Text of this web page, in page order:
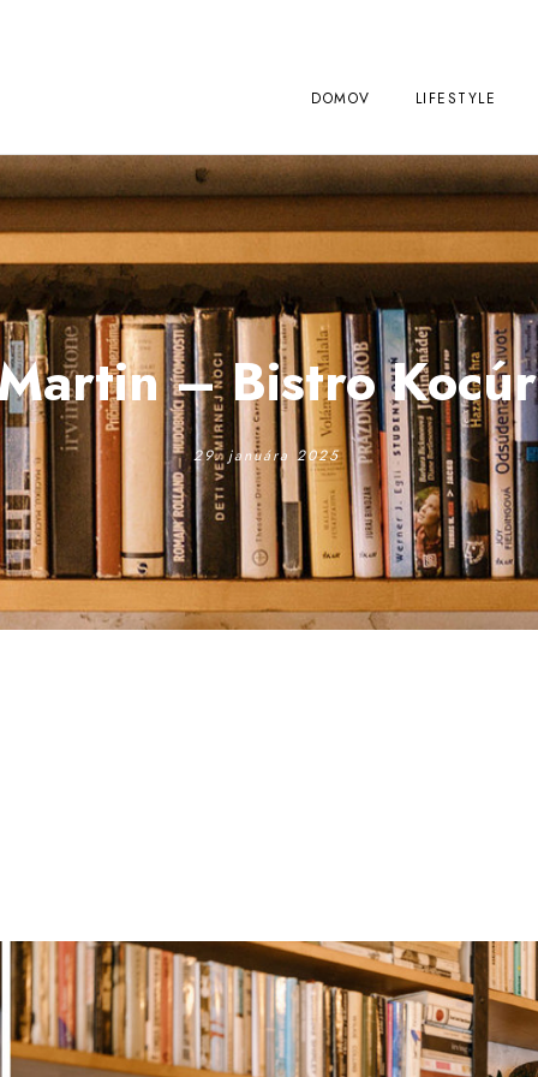
DOMOV LIFESTYLE
– Bistro Kocúr
29. januára 2025